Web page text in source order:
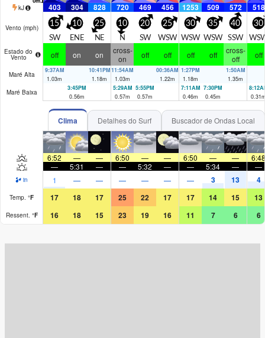
kJ 403 304 828 720 469 456 1253 509 572 518
Vento (mph) 15
SW
10
ENE
25
NE
10
N
20
SW
25
WSW
30
WSW
35
WSW
40
SSW
30
Estado do
Vento off on on
cross-
on
off off off off
cross-
off
off
Maré Alta
9:37AM
1.03m
10:41PM
1.18m
11:54AM
1.03m
00:36AM
1.22m
1:27PM
1.18m
1:50AM
1.35m
Maré Baixa
3:45PM
0.56m
5:29AM
0.57m
5:55PM
0.57m
7:11AM
0.46m
7:30PM
0.45m
0.31
Clima Detalhes do Surf Buscador de Ondas Local
6:52 — — 6:50 — — 6:50 — —
6:48
—
5:31 — — 5:32 — — 5:34 — —
in 1 — — — — — — 3 13 4
Temp. °F 17 18 17 25 22 17 17 14 15 13
Ressent. °F 16 18 15 23 19 16 11 7 6 6